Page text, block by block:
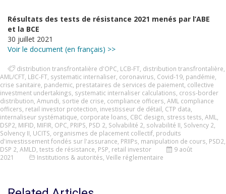
Résultats des tests de résistance 2021 menés par l’ABE
et la BCE
30 juillet 2021
Voir le document (en français) >>
distribution transfrontalière d'OPC LCB-FT distribution transfrontalière
AML/CFT LBC-FT systematic internaliser coronavirus Covid-19 pandémie
crise sanitaire pandemic prestataires de services de paiement collective
investment undertakings systematic internaliser calculations cross-border
distribution Amundi sortie de crise compliance officers AML compliance
officers retail investor protection investisseur de détail CTP data
internaliseur systématique corporate loans CBC design stress tests AML
DSP2 MIFID MIFIR OPC PRIPS PSD 2 Solvabilité 2 solvabilité II Solvency 2
Solvency II UCITS organismes de placement collectif produits
d'investissement fondés sur l'assurance PRIIPs manipulation de cours PSD2
DSP 2 AMLD tests de résistance PSP retail investor
9 août
2021
Institutions & autorités Veille réglementaire